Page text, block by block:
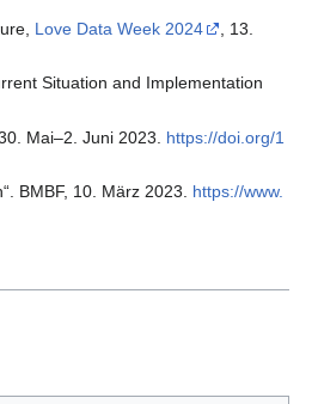
Love Data Week 2024
, 13.
Situation and Implementation
Mai–2. Juni 2023. https://doi.org/1
BMBF, 10. März 2023. https://www.